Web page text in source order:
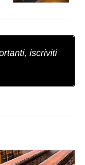
iscriviti